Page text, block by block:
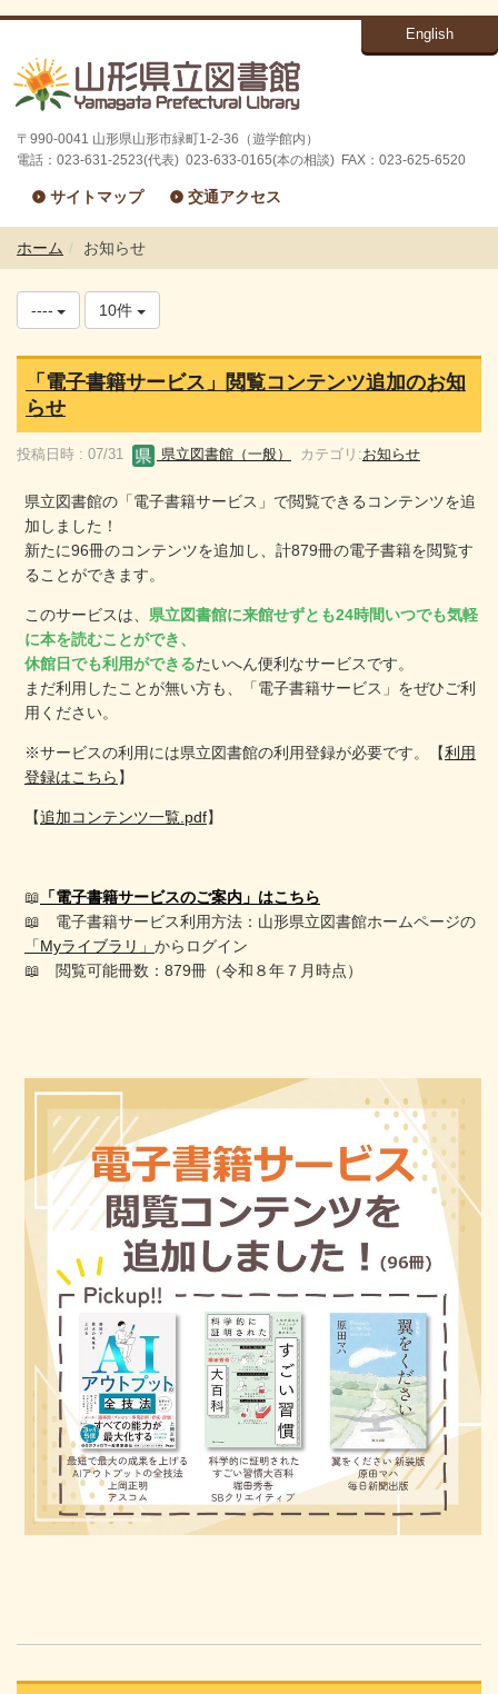
English
〒990-0041 山形県山形市緑町1-2-36（遊学館内）
電話：023-631-2523(代表) 023-633-0165(本の相談) FAX：023-625-6520
サイトマップ 交通アクセス
ホーム お知らせ
---- 10件
「電子書籍サービス」閲覧コンテンツ追加のお知
らせ
投稿日時 : 07/31 県立図書館（一般） カテゴリ:お知らせ
県立図書館の「電子書籍サービス」で閲覧できるコンテンツを追
加しました！
新たに96冊のコンテンツを追加し、計879冊の電子書籍を閲覧す
ることができます。
このサービスは、 県立図書館に来館せずとも24時間いつでも気軽
に本を読むことができ、
休館日でも利用ができるたいへん便利なサービスです。
まだ利用したことが無い方も、「電子書籍サービス」をぜひご利
用ください。
※サービスの利用には県立図書館の利用登録が必要です。【利用
登録はこちら 】
【追加コンテンツ一覧.pdf】
📖 「電子書籍サービスのご案内」はこちら
📖 電子書籍サービス利用方法：山形県立図書館ホームページの
「Myライブラリ」 からログイン
📖 閲覧可能冊数：879冊（令和８年７月時点）